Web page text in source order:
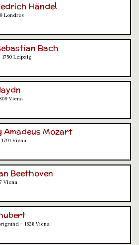
Händel
Londres
Bach
1750 Leipzig
Viena
Amadeus Mozart
Viena
Beethoven
Viena
- 1828 Viena